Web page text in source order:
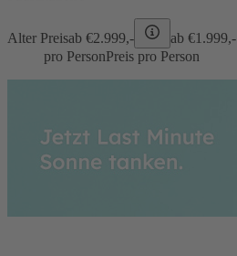
Alter Preisab €2.999,- ab €1.999,-
pro PersonPreis pro Person